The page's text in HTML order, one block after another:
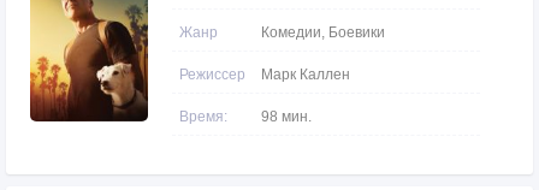
Жанр Комедии, Боевики
Режиссер Марк Каллен
Время: 98 мин.